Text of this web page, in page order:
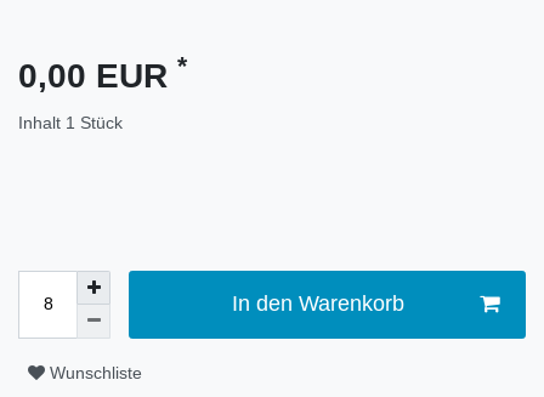
0,00 EUR *
Inhalt 1 Stück
In den Warenkorb
Wunschliste